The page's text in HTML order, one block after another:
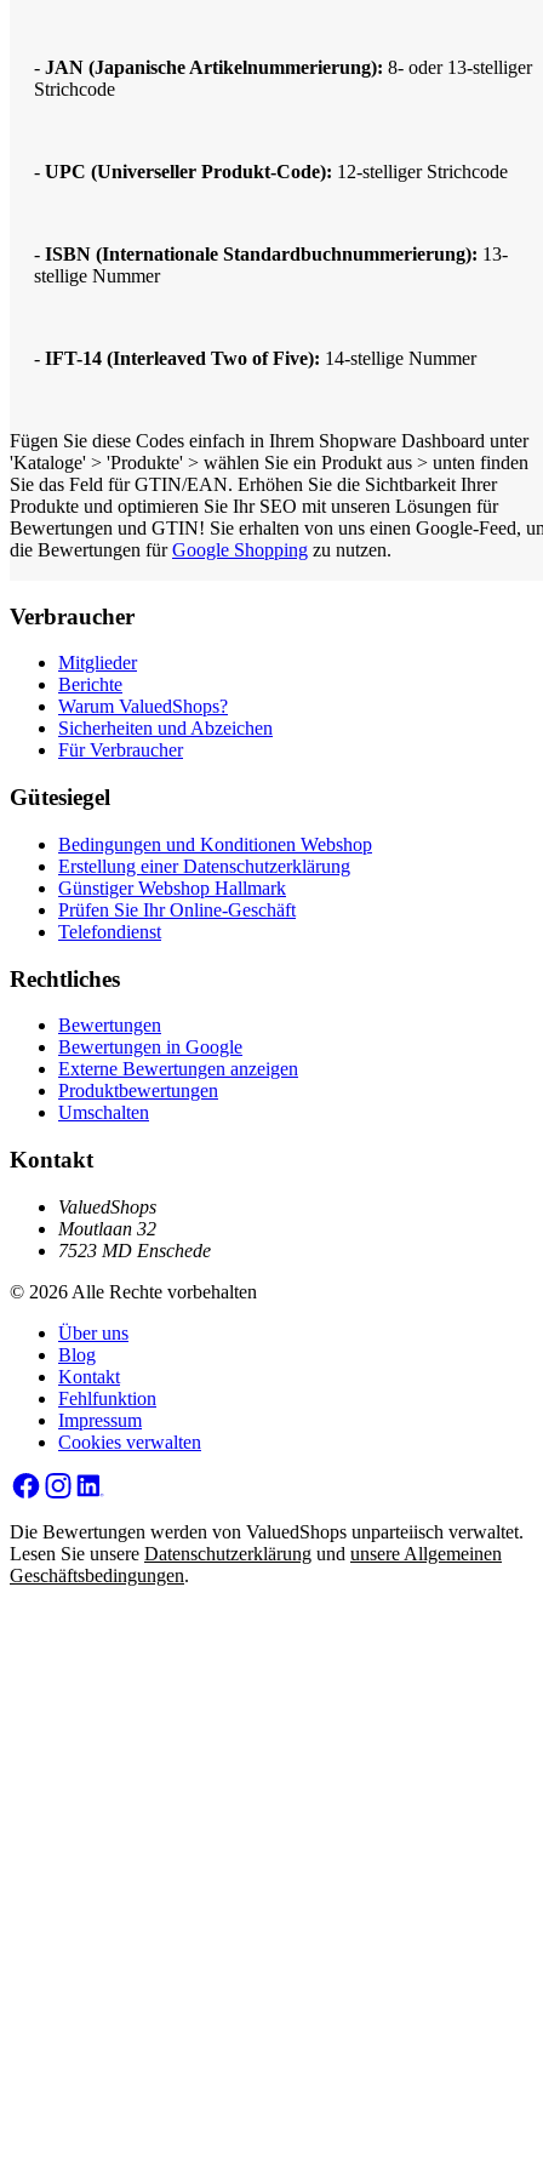
- JAN (Japanische Artikelnummerierung): 8- oder 13-stelliger
Strichcode
- UPC (Universeller Produkt-Code): 12-stelliger Strichcode
- ISBN (Internationale Standardbuchnummerierung): 13-
stellige Nummer
- IFT-14 (Interleaved Two of Five): 14-stellige Nummer
Fügen Sie diese Codes einfach in Ihrem Shopware Dashboard unter
'Kataloge' > 'Produkte' > wählen Sie ein Produkt aus > unten finden
Sie das Feld für GTIN/EAN. Erhöhen Sie die Sichtbarkeit Ihrer
Produkte und optimieren Sie Ihr SEO mit unseren Lösungen für
Bewertungen und GTIN! Sie erhalten von uns einen Google-Feed,
die Bewertungen fürGoogle Shopping zu nutzen.
Verbraucher
Mitglieder
Berichte
Warum ValuedShops?
Sicherheiten und Abzeichen
Für Verbraucher
Gütesiegel
Bedingungen und Konditionen Webshop
Erstellung einer Datenschutzerklärung
Günstiger Webshop Hallmark
Prüfen Sie Ihr Online-Geschäft
Telefondienst
Rechtliches
Bewertungen
Bewertungen in Google
Externe Bewertungen anzeigen
Produktbewertungen
Umschalten
Kontakt
ValuedShops
Moutlaan 32
7523 MD Enschede
© 2026 Alle Rechte vorbehalten
Über uns
Blog
Kontakt
Fehlfunktion
Impressum
Cookies verwalten
Die Bewertungen werden von ValuedShops unparteiisch verwaltet.
Lesen Sie unsere Datenschutzerklärung und unsere Allgemeinen
Geschäftsbedingungen.